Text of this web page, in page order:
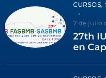
CURSOS,
7 de julio
27th
en